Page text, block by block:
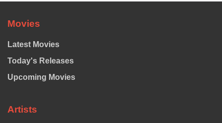
Movies
Latest Movies
Today's Releases
Upcoming Movies
Artists